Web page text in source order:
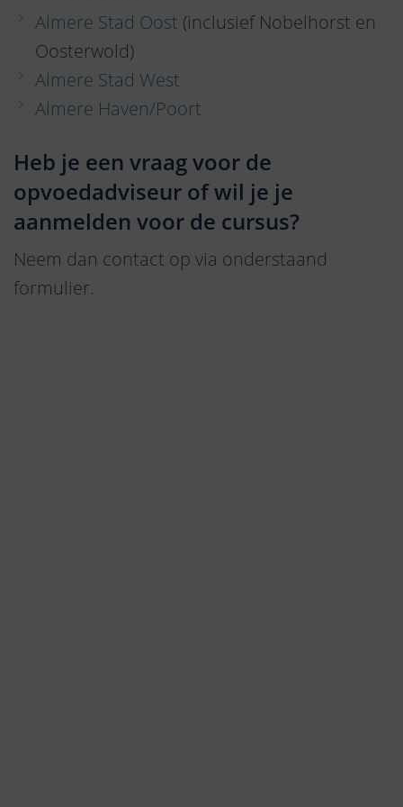
Almere Stad Oost (inclusief Nobelhorst en
Oosterwold)
Almere Stad West
Almere Haven/Poort
Heb je een vraag voor de
opvoedadviseur of wil je je
aanmelden voor de cursus?
Neem dan contact op via onderstaand
formulier.